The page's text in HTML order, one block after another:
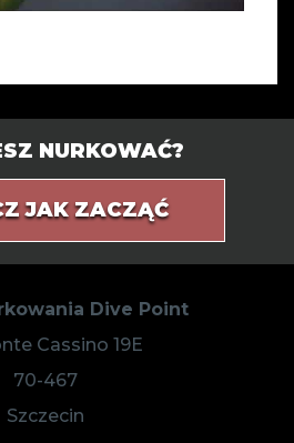
NURKOWAĆ?
JAK ZACZĄĆ
Dive Point
Cassino 19E
70-467
Szczecin